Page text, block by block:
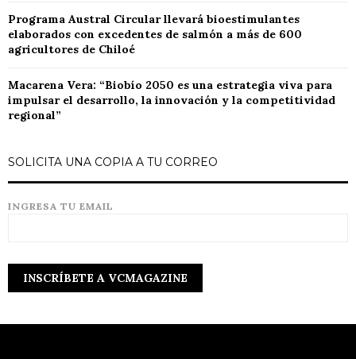
Programa Austral Circular llevará bioestimulantes
elaborados con excedentes de salmón a más de 600
agricultores de Chiloé
Macarena Vera: “Biobío 2050 es una estrategia viva para
impulsar el desarrollo, la innovación y la competitividad
regional”
SOLICITA UNA COPIA A TU CORREO
INGRESA TU EMAIL